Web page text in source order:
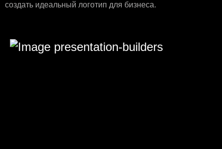
создать идеальный логотип для бизнеса.